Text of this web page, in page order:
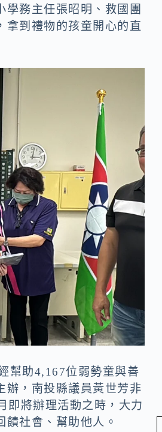
學務主任張昭明、救國團
拿到禮物的孩童開心的直
幫助4,167位弱勢童與善
辦，南投縣議員黃世芳非
即將辦理活動之時，大力
社會、幫助他人。